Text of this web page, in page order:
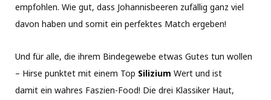
empfohlen. Wie gut, dass Johannisbeeren zufällig ganz viel
davon haben und somit ein perfektes Match ergeben!
Und für alle, die ihrem Bindegewebe etwas Gutes tun wollen
– Hirse punktet mit einem Top Silizium Wert und ist
damit ein wahres Faszien-Food! Die drei Klassiker Haut,